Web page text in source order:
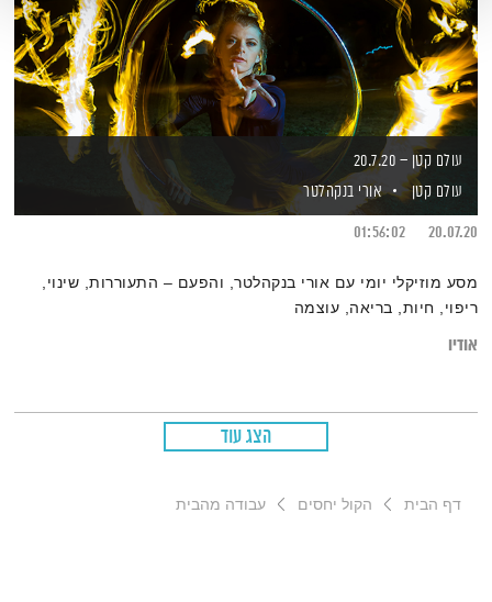
עולם קטן – 20.7.20
עולם קטן
אורי בנקהלטר
20.07.20
01:56:02
מסע מוזיקלי יומי עם אורי בנקהלטר, והפעם – התעוררות, שינוי,
ריפוי, חיות, בריאה, עוצמה
אודיו
הצג עוד
דף הבית הקול יחסים עבודה מהבית